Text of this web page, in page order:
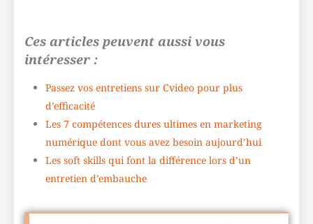
Ces articles peuvent aussi vous
intéresser :
Passez vos entretiens sur Cvideo pour plus
d’efficacité
Les 7 compétences dures ultimes en marketing
numérique dont vous avez besoin aujourd’hui
Les soft skills qui font la différence lors d’un
entretien d’embauche